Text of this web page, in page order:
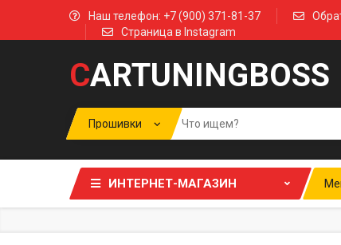
Наш телефон: +7 (900) 371-81-37
Страница в Instagram
CARTUNINGBOSS
ИНТЕРНЕТ-МАГАЗИН